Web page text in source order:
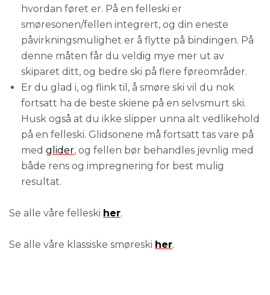
hvordan føret er. På en felleski er
smøresonen/fellen integrert, og din eneste
påvirkningsmulighet er å flytte på bindingen. På
denne måten får du veldig mye mer ut av
skiparet ditt, og bedre ski på flere føreområder.
Er du glad i, og flink til, å smøre ski vil du nok
fortsatt ha de beste skiene på en selvsmurt ski.
Husk også at du ikke slipper unna alt vedlikehold
på en felleski. Glidsonene må fortsatt tas vare på
med glider, og fellen bør behandles jevnlig med
både rens og impregnering for best mulig
resultat.
Se alle våre felleski her.
Se alle våre klassiske smøreski her.